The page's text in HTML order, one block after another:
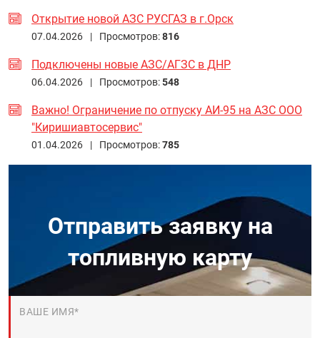
Открытие новой АЗС РУСГАЗ в г.Орск
07.04.2026 | Просмотров:816
Подключены новые АЗС/АГЗС в ДНР
06.04.2026 | Просмотров:548
Важно! Ограничение по отпуску АИ-95 на АЗС ООО
"Киришиавтосервис"
01.04.2026 | Просмотров:785
Отправить заявку на
топливную карту